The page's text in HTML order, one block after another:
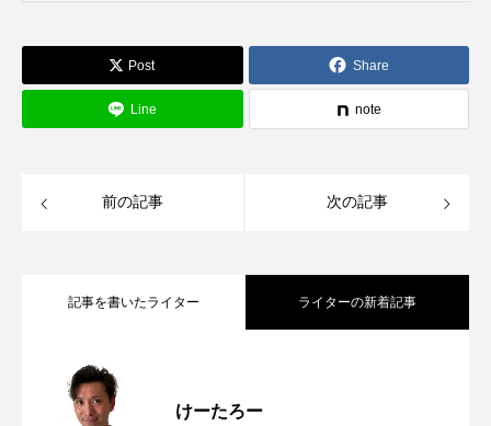
Post Share
Line note
前の記事 次の記事
記事を書いたライター ライターの新着記事
けーたろー
2026.08.08